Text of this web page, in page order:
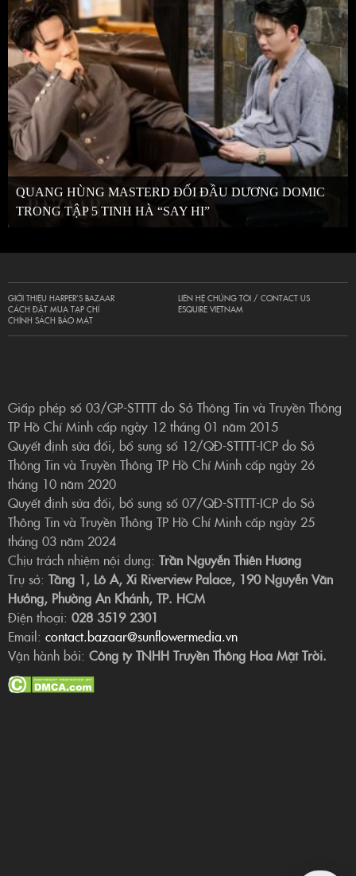
QUANG HÙNG MASTERD ĐỐI ĐẦU DƯƠNG DOMIC
TRONG TẬP 5 TINH HÀ “SAY HI”
GIỚI THIỆU HARPER’S BAZAAR
CÁCH ĐẶT MUA TẠP CHÍ
CHÍNH SÁCH BẢO MẬT
LIÊN HỆ CHÚNG TÔI / CONTACT US
ESQUIRE VIETNAM
Giấp phép số 03/GP-STTTT do Sở Thông Tin và Truyền Thông
TP Hồ Chí Minh cấp ngày 12 tháng 01 năm 2015
Quyết định sửa đổi, bổ sung số 12/QĐ-STTTT-ICP do Sở
Thông Tin và Truyền Thông TP Hồ Chí Minh cấp ngày 26
tháng 10 năm 2020
Quyết định sửa đổi, bổ sung số 07/QĐ-STTTT-ICP do Sở
Thông Tin và Truyền Thông TP Hồ Chí Minh cấp ngày 25
tháng 03 năm 2024
Chịu trách nhiệm nội dung: Trần Nguyễn Thiên Hương
Trụ sở: Tầng 1, Lô A, Xi Riverview Palace, 190 Nguyễn Văn
Hưởng, Phường An Khánh, TP. HCM
Điện thoại: 028 3519 2301
Email: contact.bazaar@sunflowermedia.vn
Vận hành bởi: Công ty TNHH Truyền Thông Hoa Mặt Trời.